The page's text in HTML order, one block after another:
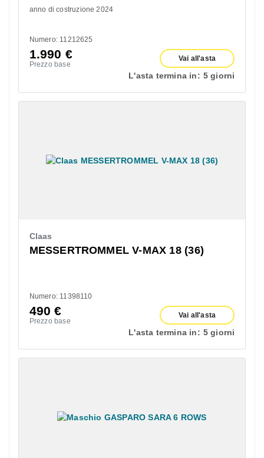
anno di costruzione 2024
Numero: 11212625
1.990 €
Prezzo base
Vai all'asta
L'asta termina in: 5 giorni
Claas
MESSERTROMMEL V-MAX 18 (36)
Numero: 11398110
490€
Prezzo base
Vai all'asta
L'asta termina in: 5 giorni